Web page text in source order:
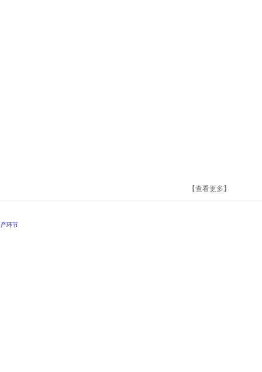
【查看更多】
环节